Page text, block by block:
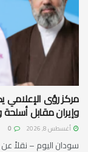
مركز رؤى
وإيران مقابل
أغسطس 8, 2026
سودان اليوم – نقلاً